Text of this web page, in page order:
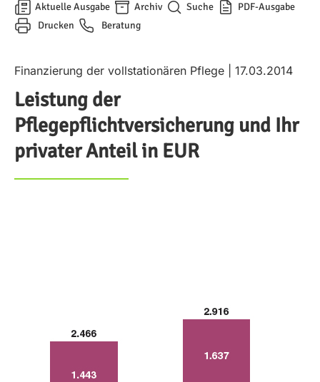
Aktuelle Ausgabe Archiv Suche
PDF-Ausgabe
Drucken
Beratung
Finanzierung der vollstationären Pflege | 17.03.2014
Leistung der
Pflegepflichtversicherung und Ihr
privater Anteil in EUR